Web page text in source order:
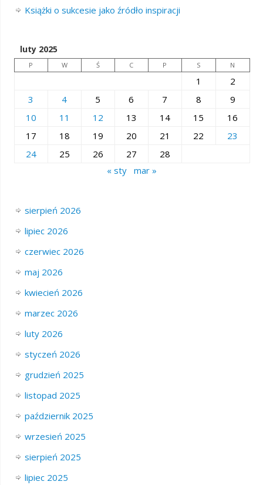
Książki o sukcesie jako źródło inspiracji
luty 2025
P W Ś C P S N
1
2
3
4 5 6 7 8
9
10
11 12 13 14 15
16
17
18 19 20 21 22
23
24
25 26 27
28
« sty mar »
sierpień 2026
lipiec 2026
czerwiec 2026
maj 2026
kwiecień 2026
marzec 2026
luty 2026
styczeń 2026
grudzień 2025
listopad 2025
październik 2025
wrzesień 2025
sierpień 2025
lipiec 2025